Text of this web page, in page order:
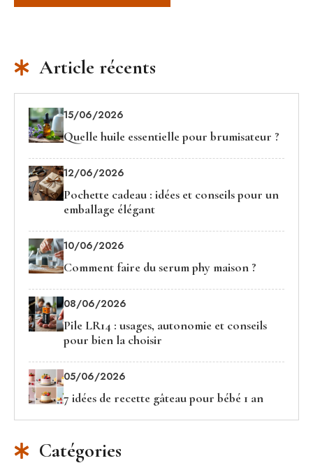
Article récents
15/06/2026
Quelle huile essentielle pour brumisateur ?
12/06/2026
Pochette cadeau : idées et conseils pour un
emballage élégant
10/06/2026
Comment faire du serum phy maison ?
08/06/2026
Pile LR14 : usages, autonomie et conseils
pour bien la choisir
05/06/2026
7 idées de recette gâteau pour bébé 1 an
Catégories